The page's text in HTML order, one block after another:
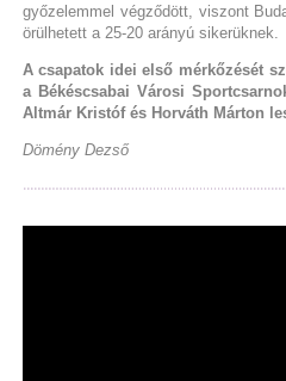
győzelemmel végződött, viszont
örülhetett a 25-20 arányú sikerüknek.
A csapatok idei első mérkőzését
a Békéscsabai Városi
Altmár Kristóf és Horváth Márton
Dömény Dezső